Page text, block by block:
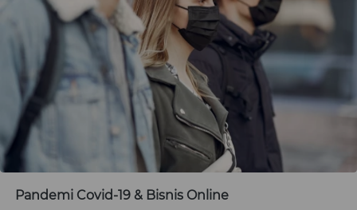
Pandemi Covid-19 & Bisnis Online